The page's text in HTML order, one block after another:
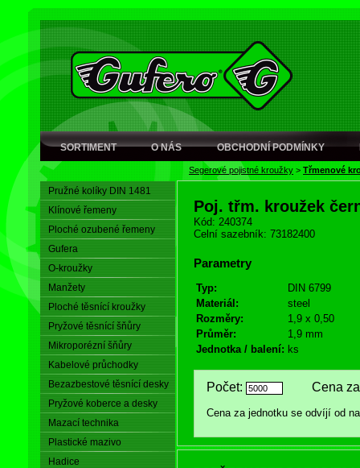
SORTIMENT O NÁS OBCHODNÍ PODMÍNKY
Segerové pojistné kroužky > Třmenové
Pružné kolíky DIN 1481
Klínové řemeny
Ploché ozubené řemeny
Gufera
O-kroužky
Manžety
Ploché těsnící kroužky
Pryžové těsnící šňůry
Mikroporézní šňůry
Kabelové průchodky
Bezazbestové těsnící desky
Pryžové koberce a desky
Mazací technika
Plastické mazivo
Hadice
Poj. třm. kroužek
Kód: 240374
Celní sazebník: 73182400
Parametry
Typ:
DIN 6799
Materiál:
steel
Rozměry:
1,9 x 0,50
Průměr:
1,9 mm
Jednotka / balení: ks
Počet: Cena za
Cena za jednotku se odvíjí od